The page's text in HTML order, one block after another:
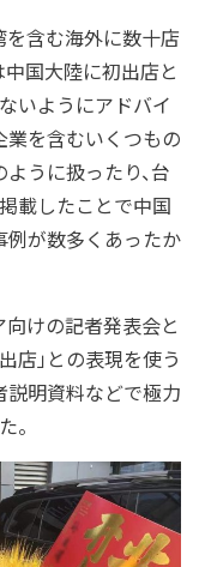
を含む海外に数十店
国大陸に初出店と
いようにアドバイ
業を含むいくつもの
うに扱ったり、台
載したことで中国
例が数多くあったか
向けの記者発表会と
店」との表現を使う
説明資料などで極力
。